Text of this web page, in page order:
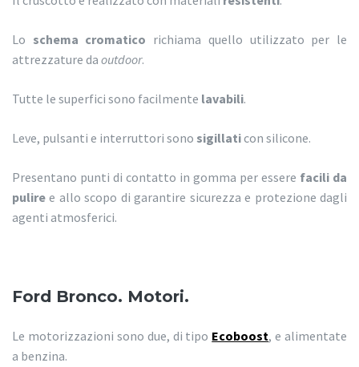
Lo schema cromatico richiama quello utilizzato per le
attrezzature da outdoor.
Tutte le superfici sono facilmente lavabili.
Leve, pulsanti e interruttori sono sigillaticon silicone.
Presentano punti di contatto in gomma per essere facili da
pulire e allo scopo di garantire sicurezza e protezione dagli
agenti atmosferici.
Ford Bronco. Motori.
Le motorizzazioni sono due, di tipo Ecoboost, e alimentate
a benzina.